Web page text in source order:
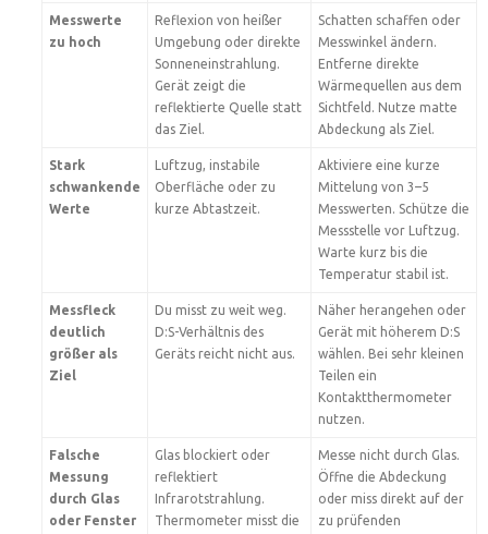
Messwerte
zu hoch
Reflexion von heißer
Umgebung oder direkte
Sonneneinstrahlung.
Gerät zeigt die
reflektierte Quelle statt
das Ziel.
Schatten schaffen oder
Messwinkel ändern.
Entferne direkte
Wärmequellen aus dem
Sichtfeld. Nutze matte
Abdeckung als Ziel.
Stark
schwankende
Werte
Luftzug, instabile
Oberfläche oder zu
kurze Abtastzeit.
Aktiviere eine kurze
Mittelung von 3–5
Messwerten. Schütze die
Messstelle vor Luftzug.
Warte kurz bis die
Temperatur stabil ist.
Messfleck
deutlich
größer als
Ziel
Du misst zu weit weg.
D:S-Verhältnis des
Geräts reicht nicht aus.
Näher herangehen oder
Gerät mit höherem D:S
wählen. Bei sehr kleinen
Teilen ein
Kontaktthermometer
nutzen.
Falsche
Messung
durch Glas
oder Fenster
Glas blockiert oder
reflektiert
Infrarotstrahlung.
Thermometer misst die
Messe nicht durch Glas.
Öffne die Abdeckung
oder miss direkt auf der
zu prüfenden